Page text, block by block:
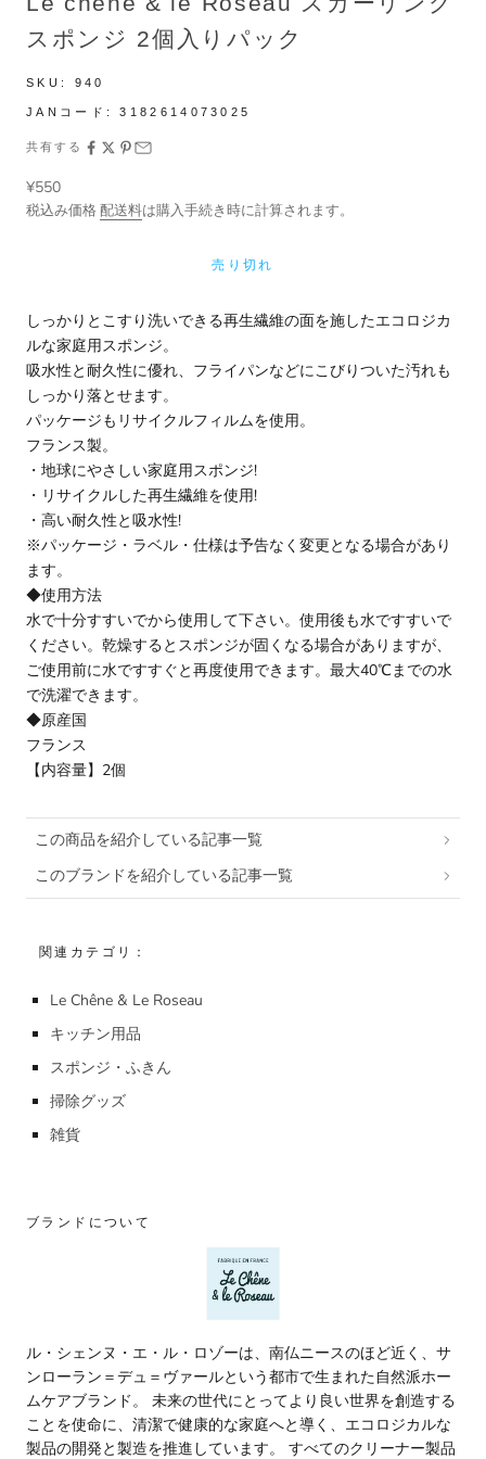
スポンジ 2個入りパック
SKU: 940
JANコード:3182614073025
共有する
セール価格
¥550
税込み価格配送料は購入手続き時に計算されます。
売り切れ
しっかりとこすり洗いできる再生繊維の面を施したエコロジカ
ルな家庭用スポンジ。
吸水性と耐久性に優れ、フライパンなどにこびりついた汚れも
しっかり落とせます。
パッケージもリサイクルフィルムを使用。
フランス製。
・地球にやさしい家庭用スポンジ!
・リサイクルした再生繊維を使用!
・高い耐久性と吸水性!
※パッケージ・ラベル・仕様は予告なく変更となる場合があり
ます。
◆使用方法
水で十分すすいでから使用して下さい。使用後も水ですすいで
ください。乾燥するとスポンジが固くなる場合がありますが、
ご使用前に水ですすぐと再度使用できます。最大40℃までの水
で洗濯できます。
◆原産国
フランス
【内容量】2個
この商品を紹介している記事一覧
このブランドを紹介している記事一覧
関連カテゴリ：
Le Chêne & Le Roseau
キッチン用品
スポンジ・ふきん
掃除グッズ
雑貨
ブランドについて
ル・シェンヌ・エ・ル・ロゾーは、南仏ニースのほど近く、サ
ンローラン＝デュ＝ヴァールという都市で生まれた自然派ホー
ムケアブランド。 未来の世代にとってより良い世界を創造する
ことを使命に、清潔で健康的な家庭へと導く、エコロジカルな
製品の開発と製造を推進しています。 すべてのクリーナー製品